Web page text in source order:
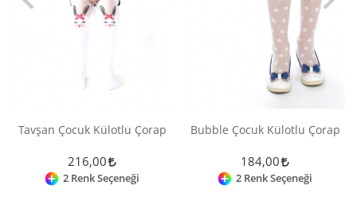
Tavşan Çocuk Külotlu Çorap
216,00
2 Renk Seçeneği
Bubble Çocuk Külotlu Çorap
184,00
2 Renk Seçeneği